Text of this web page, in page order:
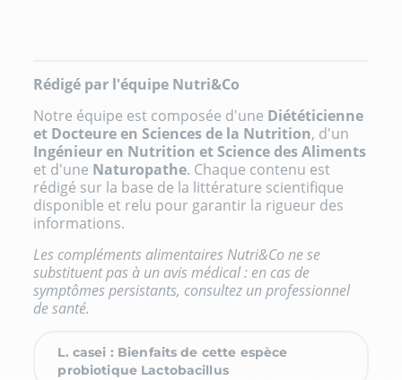
Rédigé par l'équipe Nutri&Co
Notre équipe est composée d'une Diététicienne
et Docteure en Sciences de la Nutrition, d'un
Ingénieur en Nutrition et Science des Aliments
et d'une Naturopathe. Chaque contenu est
rédigé sur la base de la littérature scientifique
disponible et relu pour garantir la rigueur des
informations.
Les compléments alimentaires Nutri&Co ne se
substituent pas à un avis médical : en cas de
symptômes persistants, consultez un professionnel
de santé.
L. casei : Bienfaits de cette espèce
probiotique Lactobacillus